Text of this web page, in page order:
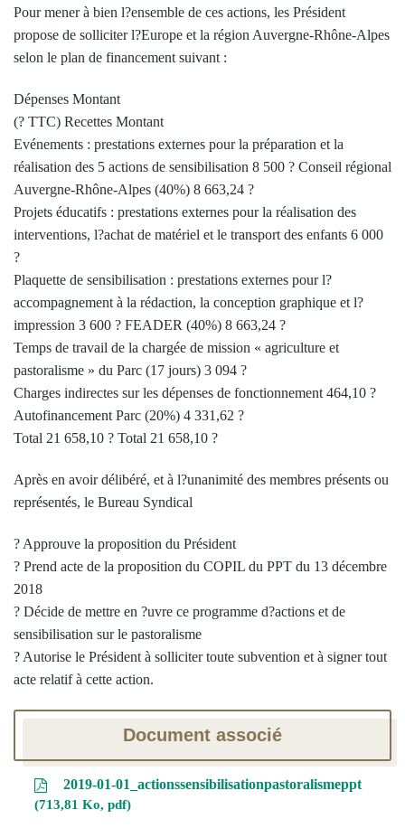
Pour mener à bien l?ensemble de ces actions, les Président
propose de solliciter l?Europe et la région Auvergne-Rhône-Alpes
selon le plan de financement suivant :
Dépenses Montant
(? TTC) Recettes Montant
Evénements : prestations externes pour la préparation et la
réalisation des 5 actions de sensibilisation 8 500 ? Conseil régional
Auvergne-Rhône-Alpes (40%) 8 663,24 ?
Projets éducatifs : prestations externes pour la réalisation des
interventions, l?achat de matériel et le transport des enfants 6 000
?
Plaquette de sensibilisation : prestations externes pour l?
accompagnement à la rédaction, la conception graphique et l?
impression 3 600 ? FEADER (40%) 8 663,24 ?
Temps de travail de la chargée de mission « agriculture et
pastoralisme » du Parc (17 jours) 3 094 ?
Charges indirectes sur les dépenses de fonctionnement 464,10 ?
Autofinancement Parc (20%) 4 331,62 ?
Total 21 658,10 ? Total 21 658,10 ?
Après en avoir délibéré, et à l?unanimité des membres présents ou
représentés, le Bureau Syndical
? Approuve la proposition du Président
? Prend acte de la proposition du COPIL du PPT du 13 décembre
2018
? Décide de mettre en ?uvre ce programme d?actions et de
sensibilisation sur le pastoralisme
? Autorise le Président à solliciter toute subvention et à signer tout
acte relatif à cette action.
Document associé
2019-01-01_actionssensibilisationpastoralismeppt
713,81 Ko, pdf